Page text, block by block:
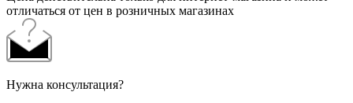
отличаться от цен в розничных магазинах
Нужна консультация?